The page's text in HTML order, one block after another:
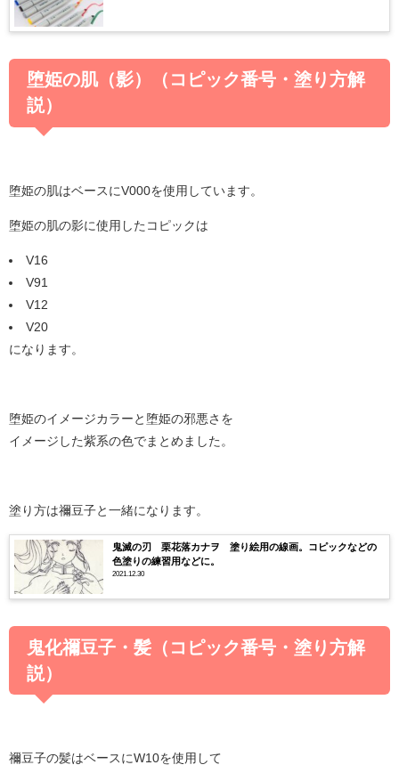
堕姫の肌（影）（コピック番号・塗り方解
説）
堕姫の肌はベースにV000を使用しています。
堕姫の肌の影に使用したコピックは
V16
V91
V12
V20
になります。
堕姫のイメージカラーと堕姫の邪悪さを
イメージした紫系の色でまとめました。
塗り方は禰豆子と一緒になります。
鬼滅の刃 栗花落カナヲ 塗り絵用の線画。コピックなどの
色塗りの練習用などに。
2021.12.30
鬼化禰豆子・髪（コピック番号・塗り方解
説）
禰豆子の髪はベースにW10を使用して